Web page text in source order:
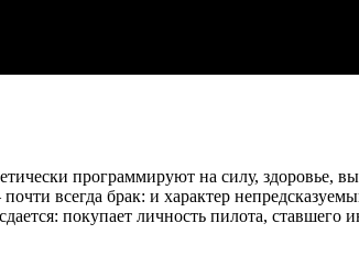
программируют на силу, здоровье,
всегда брак: и характер
покупает личность пилота,